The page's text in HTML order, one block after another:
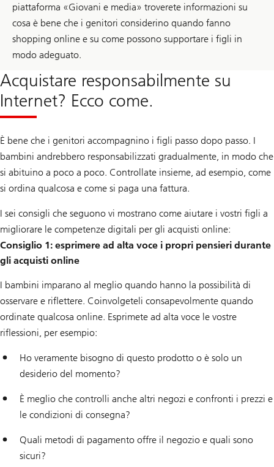
piattaforma «Giovani e media» troverete informazioni su
cosa è bene che i genitori considerino quando fanno
shopping online e su come possono supportare i figli in
modo adeguato.
Acquistare responsabilmente su
Internet? Ecco come.
È bene che i genitori accompagnino i figli passo dopo passo. I
bambini andrebbero responsabilizzati gradualmente, in modo che
si abituino a poco a poco. Controllate insieme, ad esempio, come
si ordina qualcosa e come si paga una fattura.
I sei consigli che seguono vi mostrano come aiutare i vostri figli a
migliorare le competenze digitali per gli acquisti online:
Consiglio 1: esprimere ad alta voce i propri pensieri durante
gli acquisti online
I bambini imparano al meglio quando hanno la possibilità di
osservare e riflettere. Coinvolgeteli consapevolmente quando
ordinate qualcosa online. Esprimete ad alta voce le vostre
riflessioni, per esempio:
Ho veramente bisogno di questo prodotto o è solo un
desiderio del momento?
È meglio che controlli anche altri negozi e confronti i prezzi e
le condizioni di consegna?
Quali metodi di pagamento offre il negozio e quali sono
sicuri?